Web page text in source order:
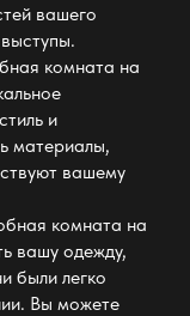
вашего
комната на
и
материалы,
вашему
комната на
вашу одежду,
были легко
Вы можете